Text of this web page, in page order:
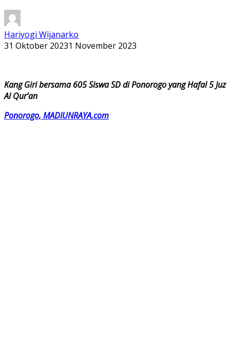
Hariyogi Wijanarko
31 Oktober 20231 November 2023
Kang Giri bersama 605 Siswa SD di Ponorogo yang Hafal 5 Juz
Al Qur’an
Ponorogo, MADIUNRAYA.com